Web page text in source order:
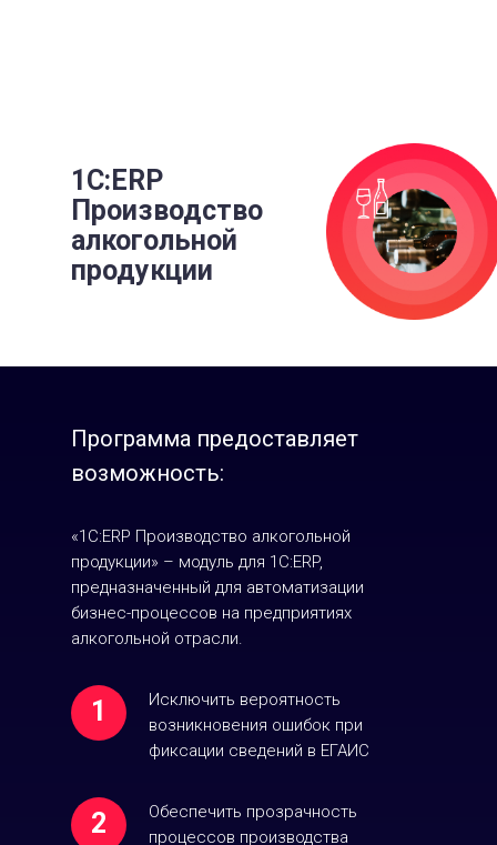
1С:ERP
Производство
алкогольной
продукции
«1С:ERP Производство алкогольной
продукции» – модуль для 1С:ERP,
предназначенный для автоматизации
бизнес-процессов на предприятиях
алкогольной отрасли.
Программа предоставляет
возможность:
1
Исключить вероятность
возникновения ошибок при
фиксации сведений в ЕГАИС
Обеспечить прозрачность
процессов производства
2